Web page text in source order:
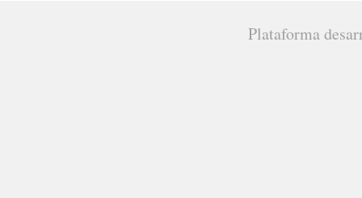
Plataforma